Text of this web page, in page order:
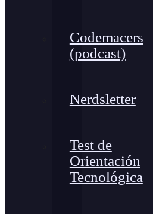
Codemacers
(podcast)
Nerdsletter
Test de
Orientación
Tecnológica